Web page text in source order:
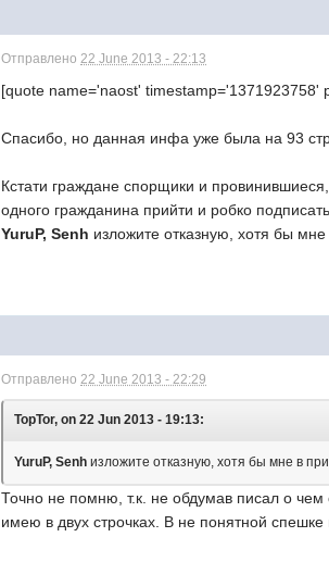
Отправлено22 June 2013 - 22:13
[quote name='naost'
Спасибо, но данная инфа уже была на 93
Кстати граждане спорщики и
одного гражданина прийти и робко
YuruP, Senh изложите отказную, хотя бы мне
Отправлено22 June 2013 - 22:29
TopTor, on 22 Jun 2013 - 19:13:
YuruP, Senh изложите отказную, хотя бы мне в
Точно не помню, т.к. не обдумав писал о
имею в двух строчках. В не понятной спешке